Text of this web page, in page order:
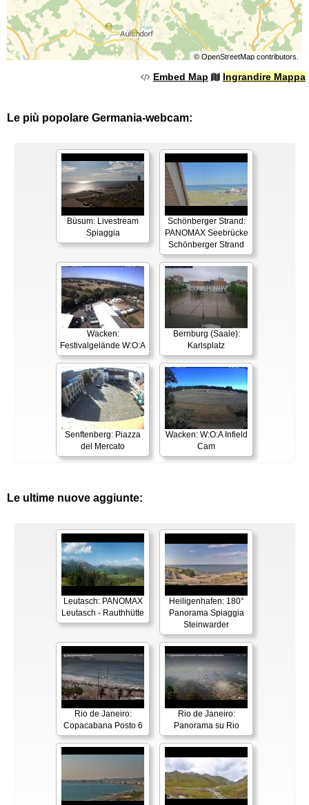
© OpenStreetMapcontributors.
Embed Map Ingrandire Mappa
Le più popolare Germania-webcam:
Büsum: Livestream
Spiaggia
Schönberger Strand:
PANOMAX Seebrücke
Schönberger Strand
Wacken:
Festivalgelände W:O:A
Bernburg (Saale):
Karlsplatz
Senftenberg: Piazza
del Mercato
Wacken: W:O:A Infield
Cam
Le ultime nuove aggiunte:
Leutasch: PANOMAX
Leutasch - Rauthhütte
Heiligenhafen: 180°
Panorama Spiaggia
Steinwarder
Rio de Janeiro:
Copacabana Posto 6
Rio de Janeiro:
Panorama su Rio